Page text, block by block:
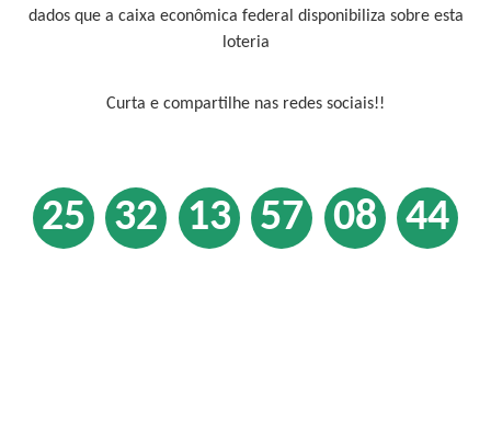
dados que a caixa econômica federal disponibiliza sobre esta
loteria
Curta e compartilhe nas redes sociais!!
25 32 13 57 08 44